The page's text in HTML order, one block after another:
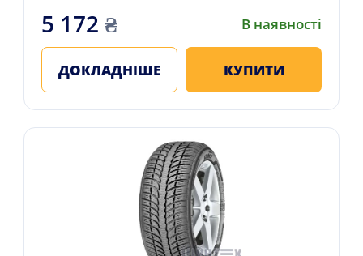
5 172 ₴ В наявності
ДОКЛАДНІШЕ КУПИТИ